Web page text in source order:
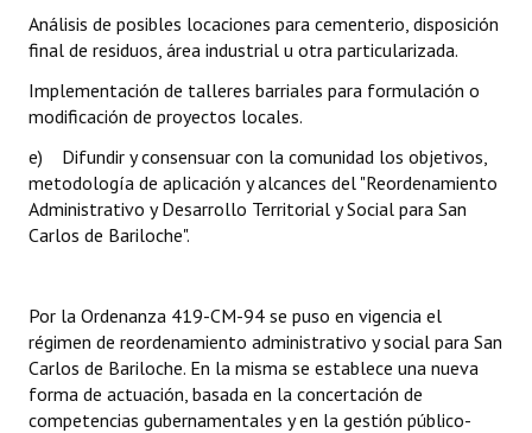
Análisis de posibles locaciones para cementerio, disposición
final de residuos, área industrial u otra particularizada.
Implementación de talleres barriales para formulación o
modificación de proyectos locales.
e) Difundir y consensuar con la comunidad los objetivos,
metodología de aplicación y alcances del "Reordenamiento
Administrativo y Desarrollo Territorial y Social para San
Carlos de Bariloche".
Por la Ordenanza 419-CM-94 se puso en vigencia el
régimen de reordenamiento administrativo y social para San
Carlos de Bariloche. En la misma se establece una nueva
forma de actuación, basada en la concertación de
competencias gubernamentales y en la gestión público-